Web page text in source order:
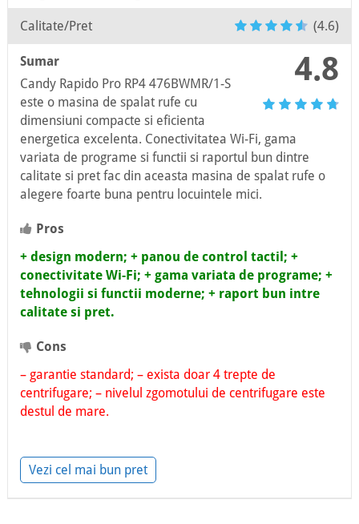
Calitate/Pret (4.6)
4.8
Sumar
Candy Rapido Pro RP4 476BWMR/1-S
este o masina de spalat rufe cu
dimensiuni compacte si eficienta
energetica excelenta. Conectivitatea Wi-Fi, gama
variata de programe si functii si raportul bun dintre
calitate si pret fac din aceasta masina de spalat rufe o
alegere foarte buna pentru locuintele mici.
Pros
+ design modern; + panou de control tactil; +
conectivitate Wi-Fi; + gama variata de programe; +
tehnologii si functii moderne; + raport bun intre
calitate si pret.
Cons
– garantie standard; – exista doar 4 trepte de
centrifugare; – nivelul zgomotului de centrifugare este
destul de mare.
Vezi cel mai bun pret